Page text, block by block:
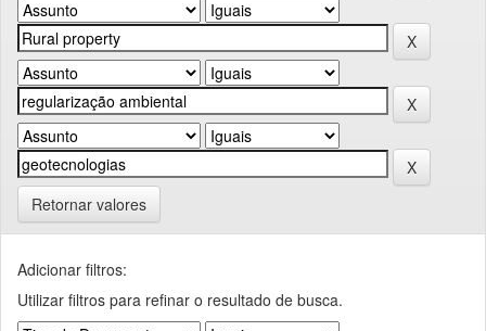
Retornar valores
Adicionar filtros:
Utilizar filtros para refinar o resultado de busca.